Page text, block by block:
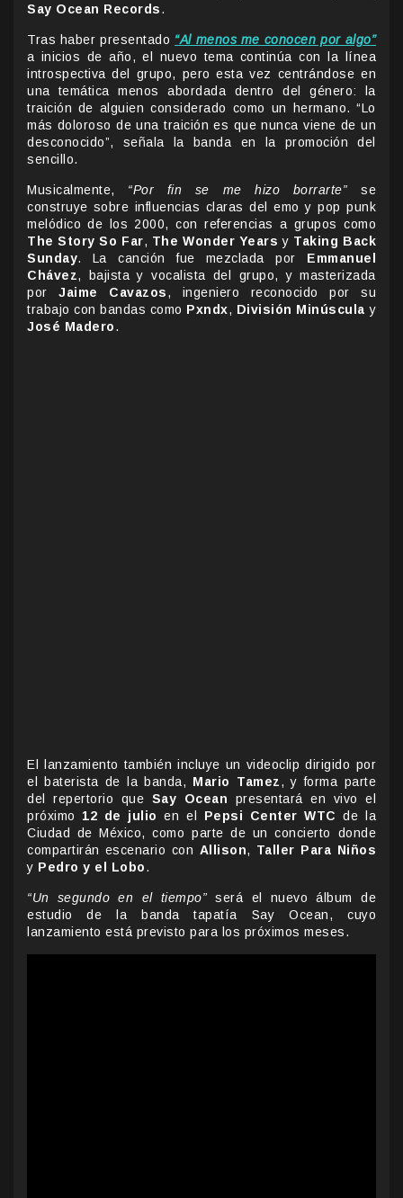
Say Ocean Records.
Tras haber presentado “Al menos me conocen por algo”
a inicios de año, el nuevo tema continúa con la línea
introspectiva del grupo, pero esta vez centrándose en
una temática menos abordada dentro del género: la
traición de alguien considerado como un hermano. “Lo
más doloroso de una traición es que nunca viene de un
desconocido”, señala la banda en la promoción del
sencillo.
Musicalmente, “Por fin se me hizo borrarte” se
construye sobre influencias claras del emo y pop punk
melódico de los 2000, con referencias a grupos como
The Story So Far, The Wonder Years y Taking Back
Sunday. La canción fue mezclada por Emmanuel
Chávez, bajista y vocalista del grupo, y masterizada
por Jaime Cavazos, ingeniero reconocido por su
trabajo con bandas como Pxndx, División Minúscula y
José Madero.
El lanzamiento también incluye un videoclip dirigido por
el baterista de la banda, Mario Tamez, y forma parte
del repertorio que Say Ocean presentará en vivo el
próximo 12 de julio en el Pepsi Center WTC de la
Ciudad de México, como parte de un concierto donde
compartirán escenario con Allison, Taller Para Niños
y Pedro y el Lobo.
“Un segundo en el tiempo” será el nuevo álbum de
estudio de la banda tapatía Say Ocean, cuyo
lanzamiento está previsto para los próximos meses.